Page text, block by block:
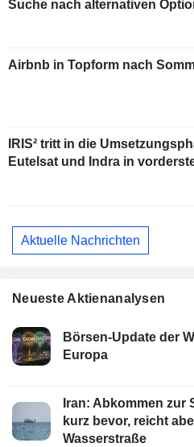
Suche nach alternativen
Airbnb in Topform nach
IRIS² tritt in die
Eutelsat und Indra in
Aktuelle Nachrichten
Neueste Aktienanalysen
Börsen-Update der
Europa
Iran: Abkommen zur
kurz bevor, reicht
Wasserstraße